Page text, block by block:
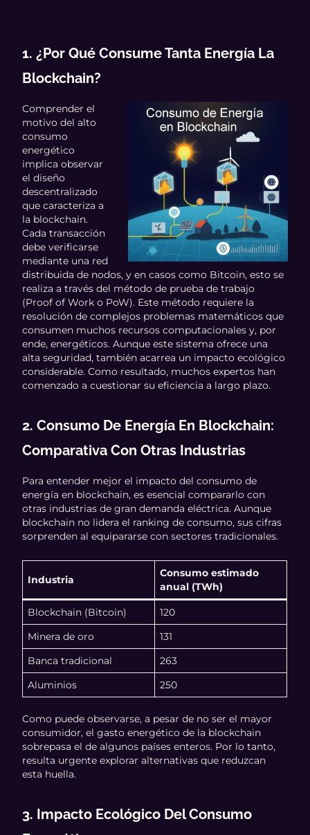
1. ¿Por Qué Consume Tanta Energía La
Blockchain?
Comprender el
motivo del alto
consumo
energético
implica observar
el diseño
descentralizado
que caracteriza a
la blockchain.
Cada transacción
debe verificarse
mediante una red
distribuida de nodos, y en casos como Bitcoin, esto se
realiza a través del método de prueba de trabajo
(Proof of Work o PoW). Este método requiere la
resolución de complejos problemas matemáticos que
consumen muchos recursos computacionales y, por
ende, energéticos. Aunque este sistema ofrece una
alta seguridad, también acarrea un impacto ecológico
considerable. Como resultado, muchos expertos han
comenzado a cuestionar su eficiencia a largo plazo.
2. Consumo De Energía En Blockchain:
Comparativa Con Otras Industrias
Para entender mejor el impacto del consumo de
energía en blockchain, es esencial compararlo con
otras industrias de gran demanda eléctrica. Aunque
blockchain no lidera el ranking de consumo, sus cifras
sorprenden al equipararse con sectores tradicionales.
Industria
Consumo estimado
anual (TWh)
Blockchain (Bitcoin)
120
Minera de oro
131
Banca tradicional
263
Aluminios
250
Como puede observarse, a pesar de no ser el mayor
consumidor, el gasto energético de la blockchain
sobrepasa el de algunos países enteros. Por lo tanto,
resulta urgente explorar alternativas que reduzcan
esta huella.
3. Impacto Ecológico Del Consumo